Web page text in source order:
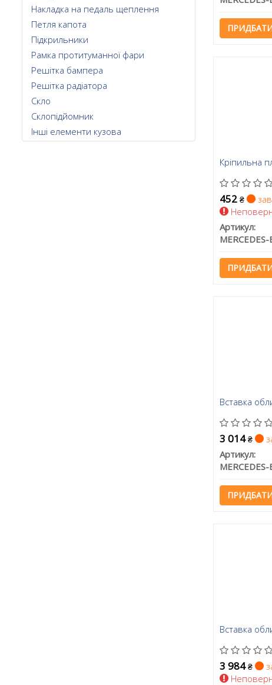
Накладка на педаль щеплення
Петля капота
Підкрильники
Рамка протитуманної фари
Решітка бампера
Решітка радіатора
Скло
Склопідйомник
Інші елементи кузова
Кріпильна
452 ₴
Артикул:
Вставка
3 014₴
Артикул:
Вставка
3 984₴